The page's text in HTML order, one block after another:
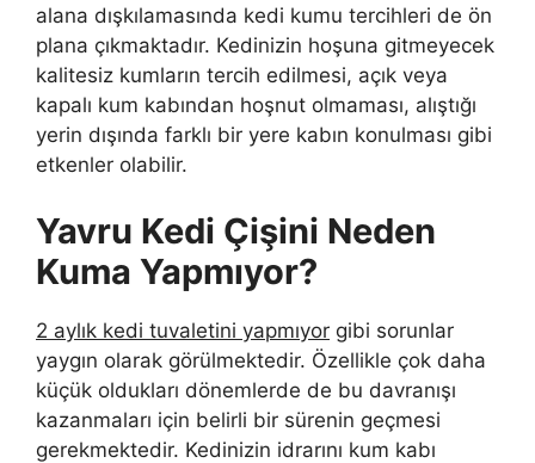
alana dışkılamasında kedi kumu tercihleri de ön
plana çıkmaktadır. Kedinizin hoşuna gitmeyecek
kalitesiz kumların tercih edilmesi, açık veya
kapalı kum kabından hoşnut olmaması, alıştığı
yerin dışında farklı bir yere kabın konulması gibi
etkenler olabilir.
Yavru Kedi Çişini Neden
Kuma Yapmıyor?
2 aylık kedi tuvaletini yapmıyor gibi sorunlar
yaygın olarak görülmektedir. Özellikle çok daha
küçük oldukları dönemlerde de bu davranışı
kazanmaları için belirli bir sürenin geçmesi
gerekmektedir. Kedinizin idrarını kum kabı